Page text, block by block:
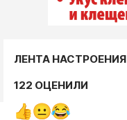
ЛЕНТА НАСТРОЕНИЯ
122 ОЦЕНИЛИ